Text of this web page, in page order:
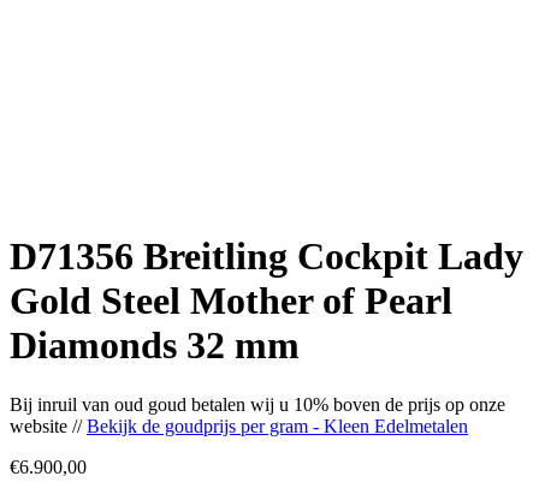
D71356 Breitling Cockpit Lady
Gold Steel Mother of Pearl
Diamonds 32 mm
Bij inruil van oud goud betalen wij u 10% boven de prijs op onze
website //Bekijk de goudprijs per gram - Kleen Edelmetalen
€6.900,00